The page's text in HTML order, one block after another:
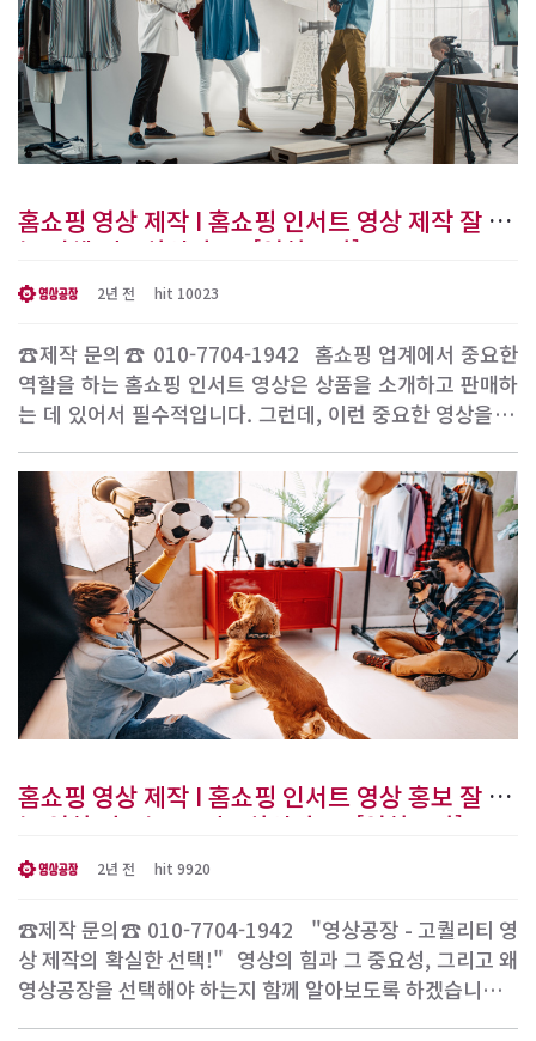
홈쇼핑 영상 제작 I 홈쇼핑 인서트 영상 제작 잘 하
는 업체 필요하신가요? [영상공장]
2년 전 hit 10023
☎제작 문의☎ 010-7704-1942 ​ 홈쇼핑 업계에서 중요한
역할을 하는 홈쇼핑 인서트 영상은 상품을 소개하고 판매하
는 데 있어서 필수적입니다. 그런데, 이런 중요한 영상을 어
트너가 여러분을 도울 준비가 되어 있습니다. 함께 홈쇼핑
인서트 영상 제작의 미래를 준비해보겠습니다! 1. 홈쇼핑
인서트 ..
홈쇼핑 영상 제작 I 홈쇼핑 인서트 영상 홍보 잘 되
는 영상 만드는 곳 필요하신가요? [영상공장]
2년 전 hit 9920
☎제작 문의☎ 010-7704-1942 ​ ​ "영상공장 - 고퀄리티 영
상 제작의 확실한 선택!" ​ 영상의 힘과 그 중요성, 그리고 왜
영상공장을 선택해야 하는지 ​함께 알아보도록 하겠습니다.